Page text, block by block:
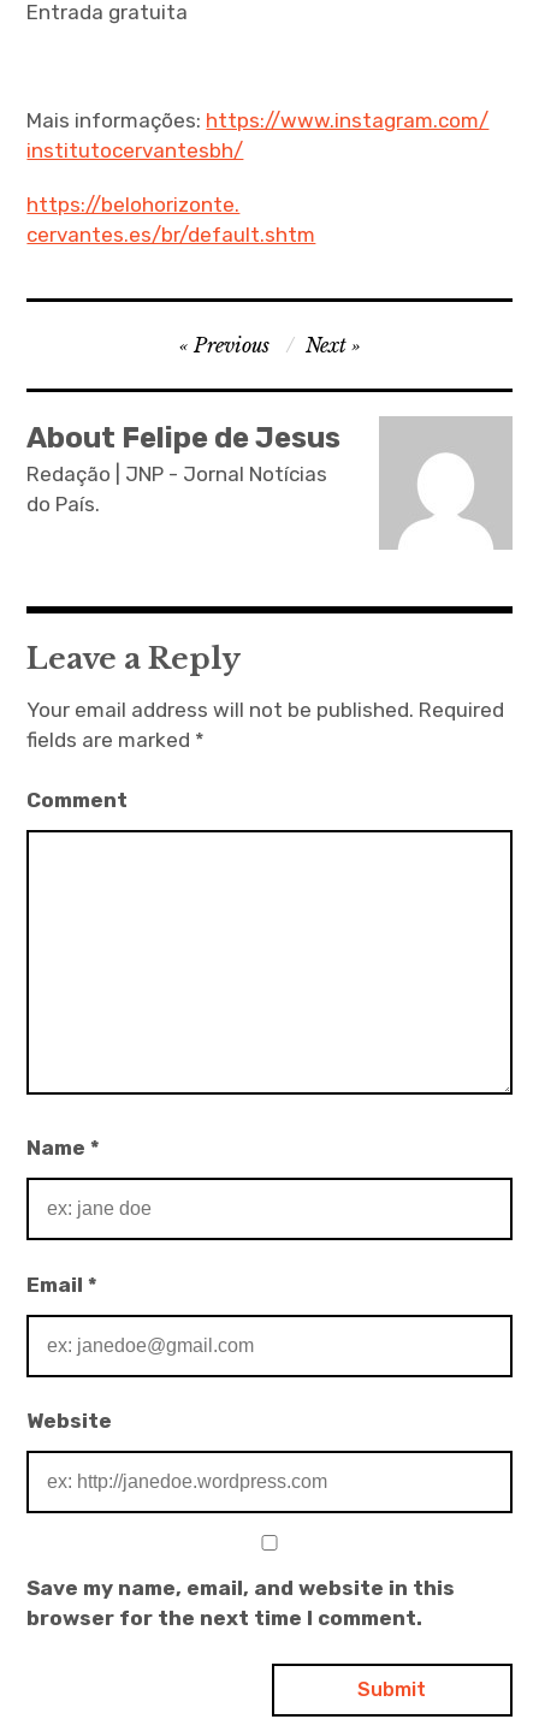
Entrada gratuita
Mais informações: https://www.instagram.com/
institutocervantesbh/
https://belohorizonte.
cervantes.es/br/default.shtm
o
s
t
n
i
g
a
t
o
n
Previous Next
About Felipe de Jesus
Redação | JNP - Jornal Notícias
do País.
Leave a Reply
Your email address will not be published. Required
fields are marked *
Comment
Name*
Email*
Website
Save my name, email, and website in this
browser for the next time I comment.